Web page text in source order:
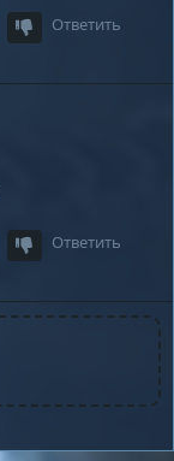
Ответить
Ответить